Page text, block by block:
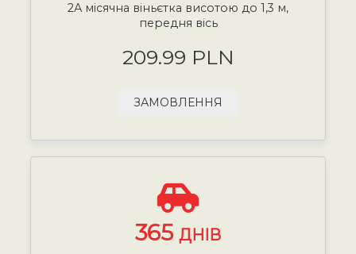
2А місячна віньєтка висотою до 1,3 м,
передня вісь
209.99 PLN
ЗАМОВЛЕННЯ
365 ДНІВ